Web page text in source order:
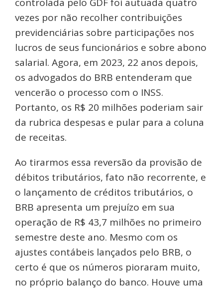
vezes por não recolher contribuições
previdenciárias sobre participações nos
lucros de seus funcionários e sobre abono
salarial. Agora, em 2023, 22 anos depois,
os advogados do BRB entenderam que
vencerão o processo com o INSS.
Portanto, os R$ 20 milhões poderiam sair
da rubrica despesas e pular para a coluna
de receitas.
Ao tirarmos essa reversão da provisão de
débitos tributários, fato não recorrente, e
o lançamento de créditos tributários, o
BRB apresenta um prejuízo em sua
operação de R$ 43,7 milhões no primeiro
semestre deste ano. Mesmo com os
ajustes contábeis lançados pelo BRB, o
certo é que os números pioraram muito,
no próprio balanço do banco. Houve uma